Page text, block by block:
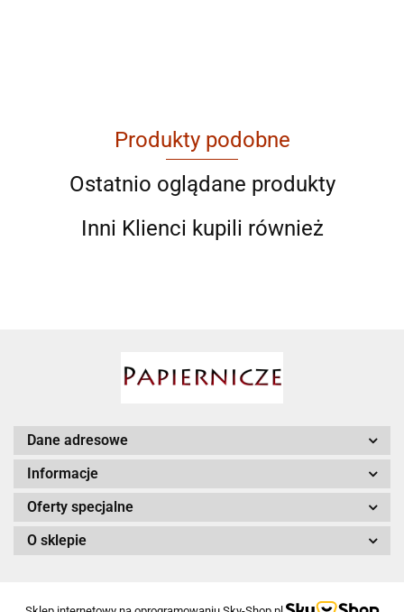
AGAM
Produkty podobne
Ostatnio oglądane produkty
Inni Klienci kupili również
Dane adresowe
Informacje
Oferty specjalne
O sklepie